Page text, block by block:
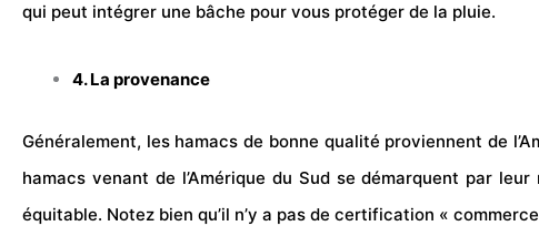
qui peut intégrer une bâche pour vous protéger de la pluie.
4. La provenance
Généralement, les hamacs de bonne qualité proviennent de
hamacs venant de l’Amérique du Sud se démarquent par
équitable. Notez bien qu’il n’y a pas de certification «